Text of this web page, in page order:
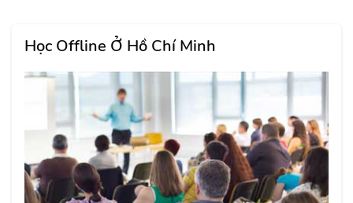
Học Offline Ở Hồ Chí Minh